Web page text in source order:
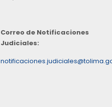
Correo de Notificaciones
Judiciales: